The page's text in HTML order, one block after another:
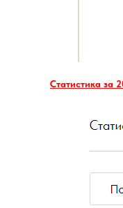
Статистика за